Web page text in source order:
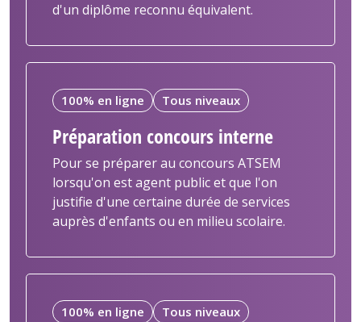
d'un diplôme reconnu équivalent.
100% en ligne Tous niveaux
Préparation concours interne
Pour se préparer au concours ATSEM
lorsqu'on est agent public et que l'on
justifie d'une certaine durée de services
auprès d'enfants ou en milieu scolaire.
100% en ligne Tous niveaux